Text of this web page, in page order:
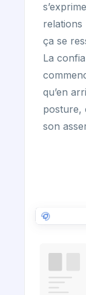
relations
ça se
La
qu’en
posture,
son